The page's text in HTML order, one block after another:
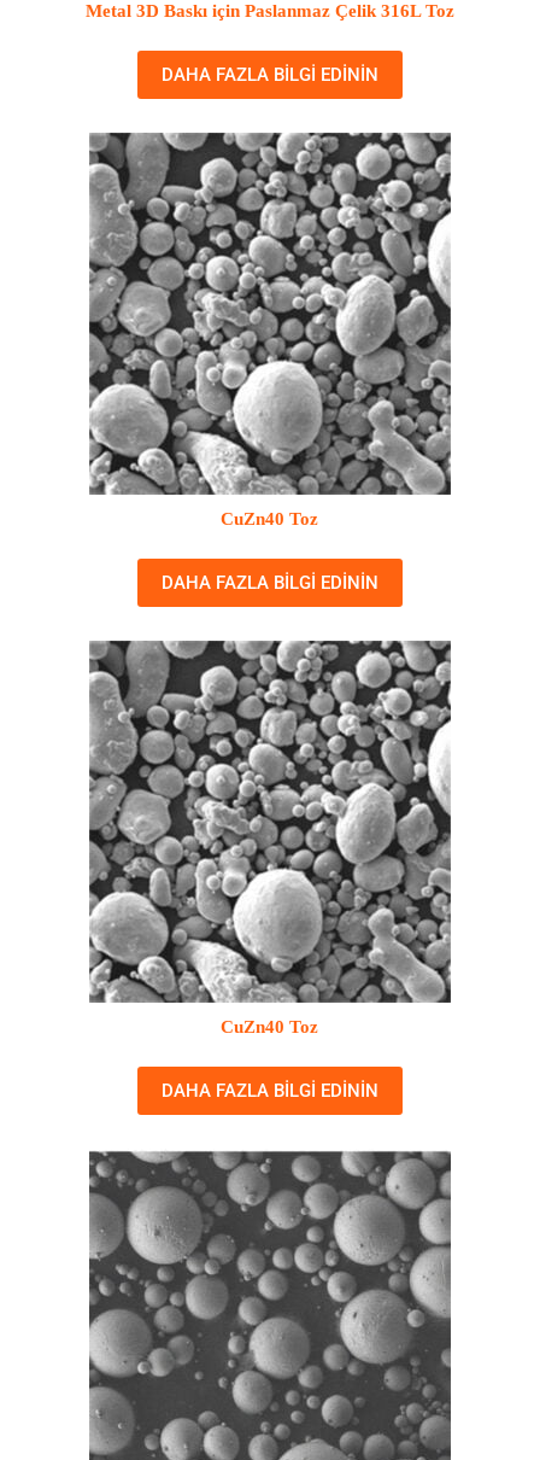
Metal 3D Baskı için Paslanmaz Çelik 316L Toz
DAHA FAZLA BILGI EDININ
CuZn40 Toz
DAHA FAZLA BILGI EDININ
CuZn40 Toz
DAHA FAZLA BILGI EDININ